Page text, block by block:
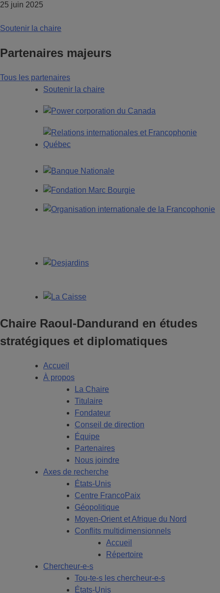
25 juin 2025
Soutenir la chaire
Partenaires majeurs
Tous les partenaires
Soutenir la chaire
Chaire Raoul-Dandurand en études
stratégiques et diplomatiques
Accueil
À propos
La Chaire
Titulaire
Fondateur
Conseil de direction
Équipe
Partenaires
Nous joindre
Axes de recherche
États-Unis
Centre FrancoPaix
Géopolitique
Moyen-Orient et Afrique du Nord
Conflits multidimensionnels
Accueil
Répertoire
Chercheur-e-s
Tou-te-s les chercheur-e-s
États-Unis